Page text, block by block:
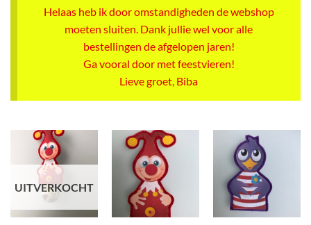
Helaas heb ik door omstandigheden de webshop
moeten sluiten. Dank jullie wel voor alle
bestellingen de afgelopen jaren!
Ga vooral door met feestvieren!
Lieve groet, Biba
UITVERKOCHT